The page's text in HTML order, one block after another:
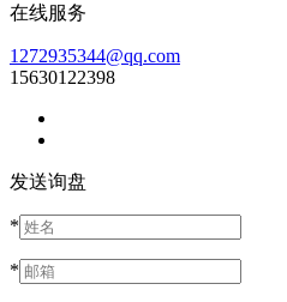
在线服务
1272935344@qq.com
15630122398
发送询盘
*
*